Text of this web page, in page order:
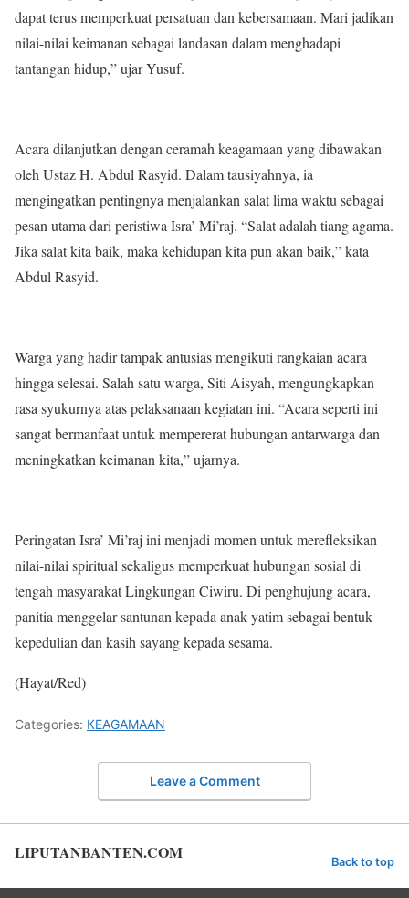
dapat terus memperkuat persatuan dan kebersamaan. Mari jadikan
nilai-nilai keimanan sebagai landasan dalam menghadapi
tantangan hidup,” ujar Yusuf.
Acara dilanjutkan dengan ceramah keagamaan yang dibawakan
oleh Ustaz H. Abdul Rasyid. Dalam tausiyahnya, ia
mengingatkan pentingnya menjalankan salat lima waktu sebagai
pesan utama dari peristiwa Isra’ Mi’raj. “Salat adalah tiang agama.
Jika salat kita baik, maka kehidupan kita pun akan baik,” kata
Abdul Rasyid.
Warga yang hadir tampak antusias mengikuti rangkaian acara
hingga selesai. Salah satu warga, Siti Aisyah, mengungkapkan
rasa syukurnya atas pelaksanaan kegiatan ini. “Acara seperti ini
sangat bermanfaat untuk mempererat hubungan antarwarga dan
meningkatkan keimanan kita,” ujarnya.
Peringatan Isra’ Mi’raj ini menjadi momen untuk merefleksikan
nilai-nilai spiritual sekaligus memperkuat hubungan sosial di
tengah masyarakat Lingkungan Ciwiru. Di penghujung acara,
panitia menggelar santunan kepada anak yatim sebagai bentuk
kepedulian dan kasih sayang kepada sesama.
(Hayat/Red)
Categories: KEAGAMAAN
Leave a Comment
LIPUTANBANTEN.COM Back to top